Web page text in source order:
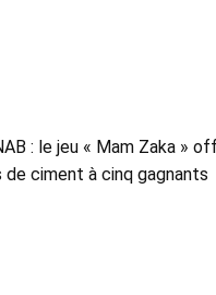
: le jeu « Mam Zaka »
ciment à cinq gagnants